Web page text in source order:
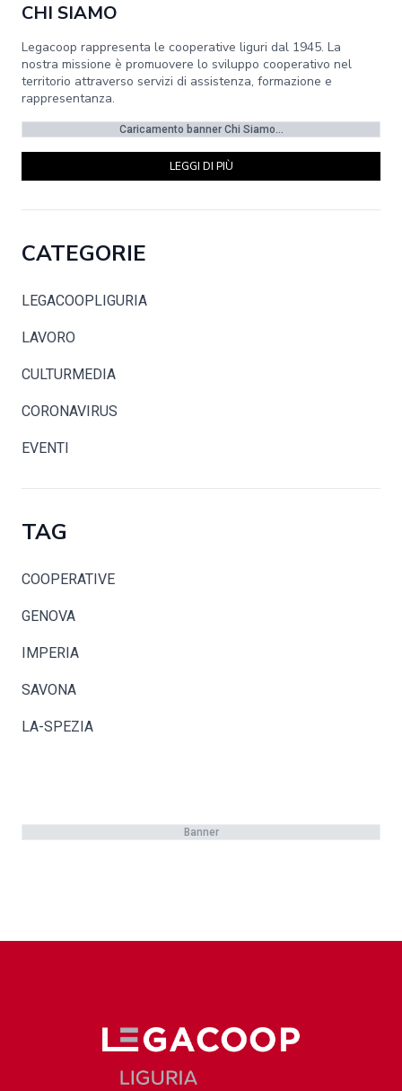
CHI SIAMO
Legacoop rappresenta le cooperative liguri dal 1945. La
nostra missione è promuovere lo sviluppo cooperativo nel
territorio attraverso servizi di assistenza, formazione e
rappresentanza.
Caricamento banner Chi Siamo...
LEGGI DI PIÙ
CATEGORIE
LEGACOOPLIGURIA
LAVORO
CULTURMEDIA
CORONAVIRUS
EVENTI
TAG
COOPERATIVE
GENOVA
IMPERIA
SAVONA
LA-SPEZIA
Banner